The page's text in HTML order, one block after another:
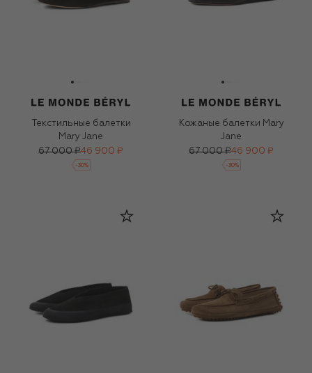
Текстильные балетки
Mary Jane
67 000 ₽46 900 ₽
-30%
Кожаные балетки Mary
Jane
67 000 ₽46 900 ₽
-30%